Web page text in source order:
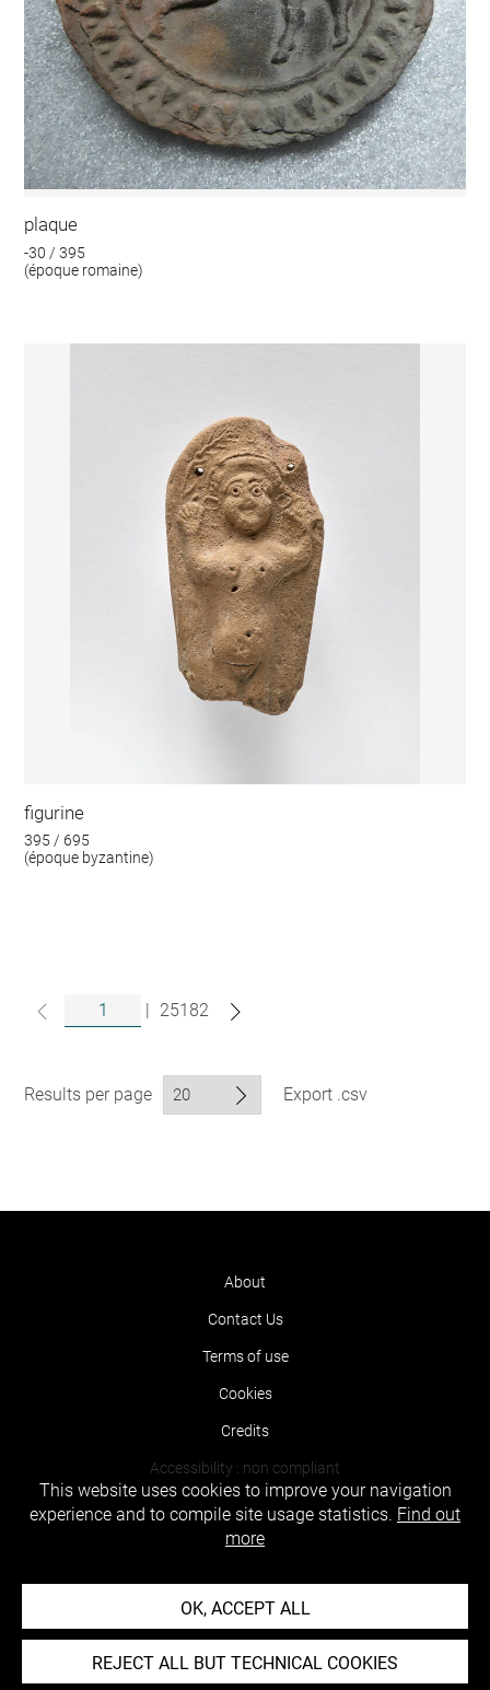
plaque
-30 / 395
(époque romaine)
figurine
395 / 695
(époque byzantine)
| 25182
Results per page Export .csv
About
Contact Us
Terms of use
Cookies
Credits
Accessibility : non compliant
This website uses cookies to improve your navigation
experience and to compile site usage statistics. Find out
more
OK, ACCEPT ALL
REJECT ALL BUT TECHNICAL COOKIES